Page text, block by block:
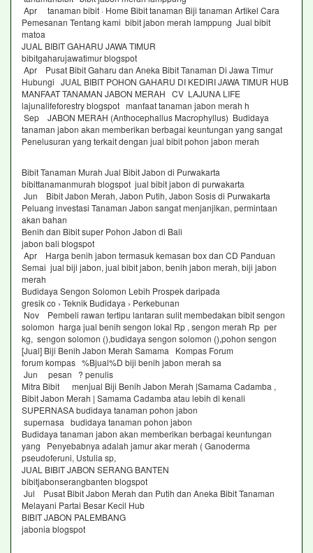
Apr tanaman bibit · Home Bibit tanaman Biji tanaman Artikel Cara
Pemesanan Tentang kami bibit jabon merah lamppung Jual bibit
matoa
JUAL BIBIT GAHARU JAWA TIMUR
bibitgaharujawatimur blogspot
Apr Pusat Bibit Gaharu dan Aneka Bibit Tanaman Di Jawa Timur
Hubungi JUAL BIBIT POHON GAHARU DI KEDIRI JAWA TIMUR HUB
MANFAAT TANAMAN JABON MERAH CV LAJUNA LIFE
lajunalifeforestry blogspot manfaat tanaman jabon merah h
Sep JABON MERAH (Anthocephallus Macrophyllus) Budidaya
tanaman jabon akan memberikan berbagai keuntungan yang sangat
Penelusuran yang terkait dengan jual bibit pohon jabon merah
Bibit Tanaman Murah Jual Bibit Jabon di Purwakarta
bibittanamanmurah blogspot jual bibit jabon di purwakarta
Jun Bibit Jabon Merah, Jabon Putih, Jabon Sosis di Purwakarta
Peluang investasi Tanaman Jabon sangat menjanjikan, permintaan
akan bahan
Benih dan Bibit super Pohon Jabon di Bali
jabon bali blogspot
Apr Harga benih jabon termasuk kemasan box dan CD Panduan
Semai jual biji jabon, jual bibit jabon, benih jabon merah, biji jabon
merah
Budidaya Sengon Solomon Lebih Prospek daripada
gresik co › Teknik Budidaya › Perkebunan
Nov Pembeli rawan tertipu lantaran sulit membedakan bibit sengon
solomon harga jual benih sengon lokal Rp , sengon merah Rp per
kg, sengon solomon (),budidaya sengon solomon (),pohon sengon
[Jual] Biji Benih Jabon Merah Samama Kompas Forum
forum kompas %Bjual%D biji benih jabon merah sa
Jun pesan ? penulis
Mitra Bibit menjual Biji Benih Jabon Merah |Samama Cadamba ,
Bibit Jabon Merah | Samama Cadamba atau lebih di kenali
SUPERNASA budidaya tanaman pohon jabon
supernasa budidaya tanaman pohon jabon
Budidaya tanaman jabon akan memberikan berbagai keuntungan
yang Penyebabnya adalah jamur akar merah ( Ganoderma
pseudoferuni, Ustulia sp,
JUAL BIBIT JABON SERANG BANTEN
bibitjabonserangbanten blogspot
Jul Pusat Bibit Jabon Merah dan Putih dan Aneka Bibit Tanaman
Melayani Partai Besar Kecil Hub
BIBIT JABON PALEMBANG
jabonia blogspot